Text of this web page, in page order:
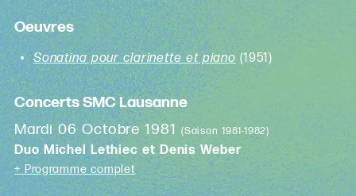
Oeuvres
Sonatina pour clarinette et piano (1951)
Concerts SMC Lausanne
Mardi 06 Octobre 1981 (Saison 1981-1982)
Duo Michel Lethiec et Denis Weber
+ Programme complet